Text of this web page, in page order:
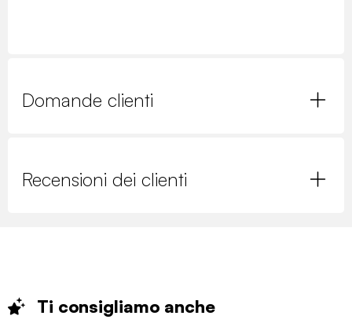
Domande clienti
Recensioni dei clienti
Ti consigliamo anche